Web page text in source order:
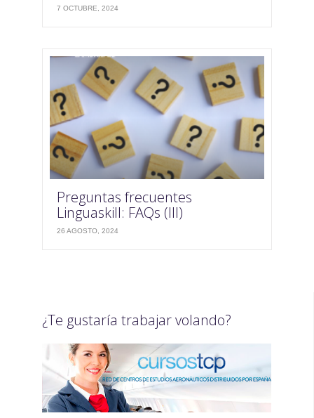
7 OCTUBRE, 2024
Preguntas frecuentes
Linguaskill: FAQs (III)
26 AGOSTO, 2024
¿Te gustaría trabajar volando?